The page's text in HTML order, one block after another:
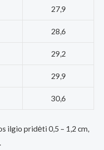
27,9
28,6
29,2
29,9
30,6
ilgio pridėti 0,5 – 1,2 cm,